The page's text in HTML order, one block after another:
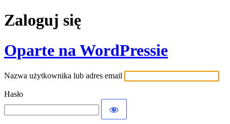
Zaloguj się
Oparte na WordPressie
Nazwa użytkownika lub adres email
Hasło